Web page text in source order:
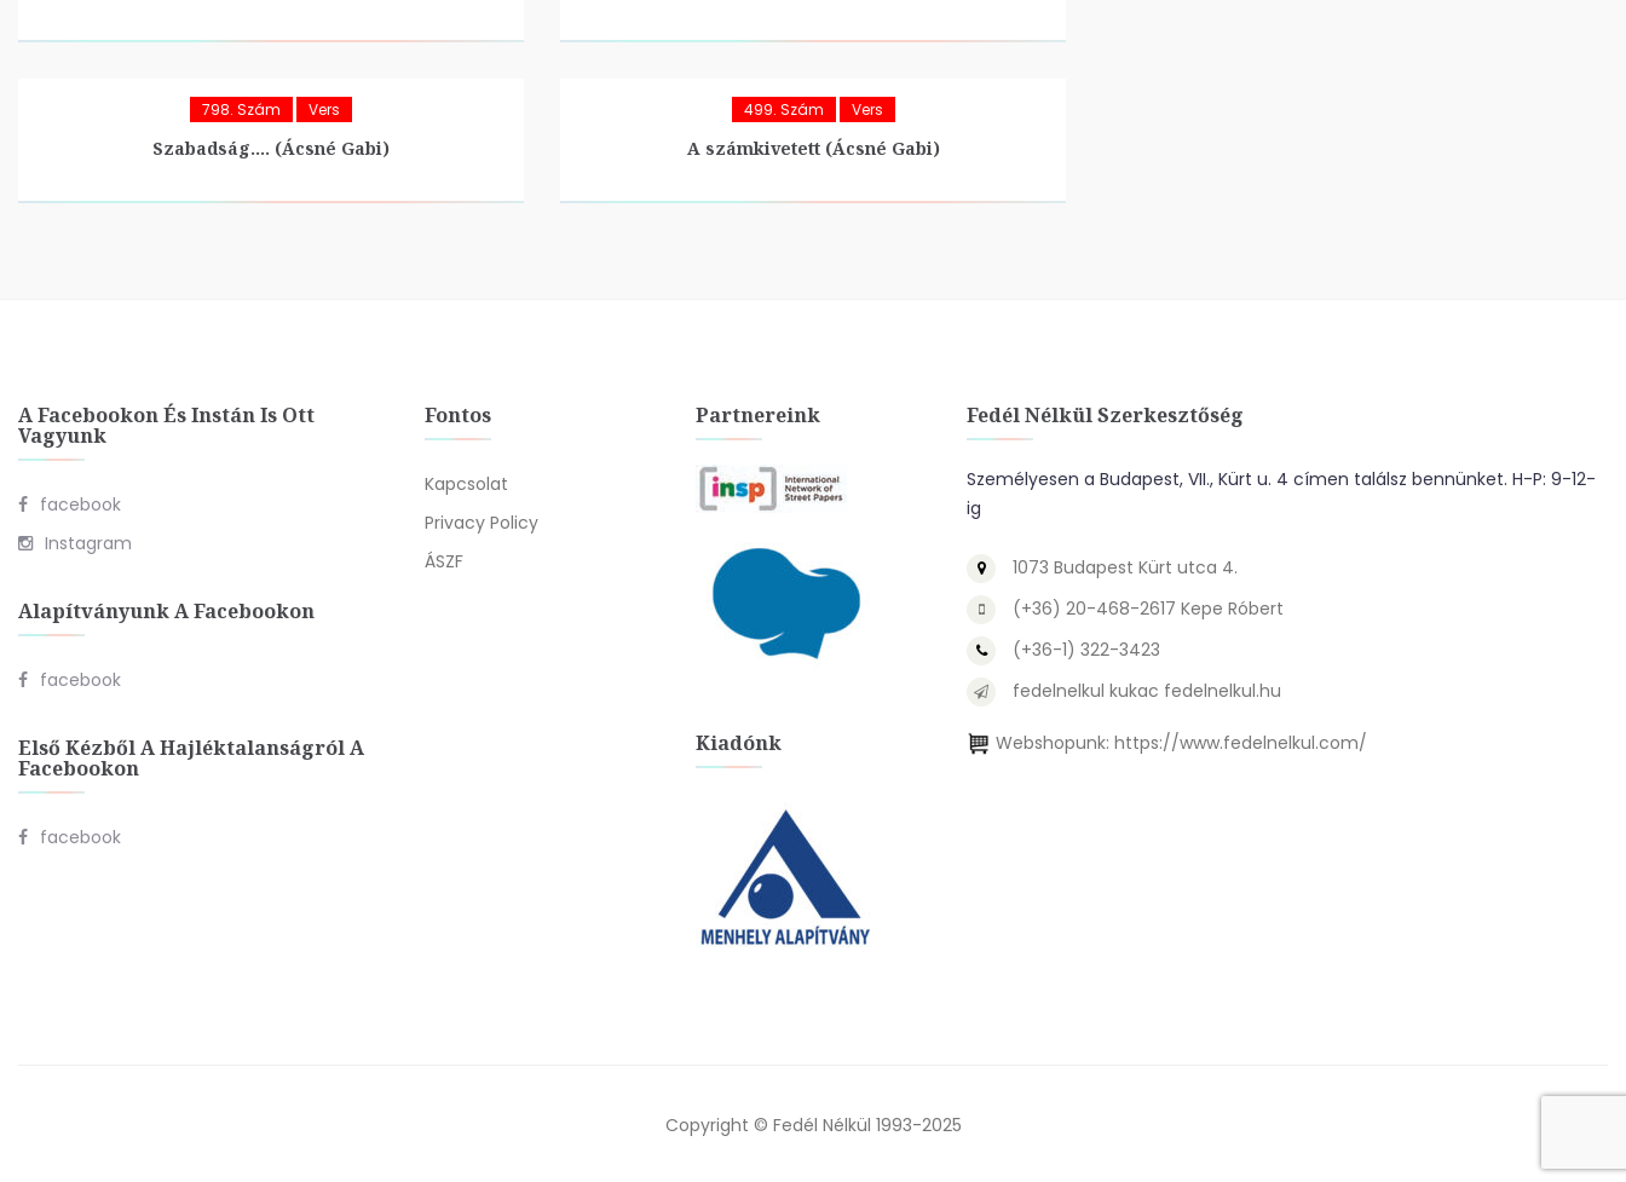
798. Szám Vers
Szabadság…. (Ácsné Gabi)
499. Szám Vers
A számkivetett (Ácsné Gabi)
A Facebookon És Instán Is Ott
Vagyunk
facebook
Instagram
Alapítványunk A Facebookon
facebook
Első Kézből A Hajléktalanságról A
Facebookon
facebook
Fontos
Kapcsolat
Privacy Policy
ÁSZF
Partnereink
Kiadónk
Fedél Nélkül Szerkesztőség
Személyesen a Budapest, VII., Kürt u. 4 címen találsz bennünket. H-P: 9-12-
ig
1073 Budapest Kürt utca 4.
(+36) 20-468-2617 Kepe Róbert
(+36-1) 322-3423
fedelnelkul kukac fedelnelkul.hu
Webshopunk: https://www.fedelnelkul.com/
Copyright © Fedél Nélkül 1993-2025